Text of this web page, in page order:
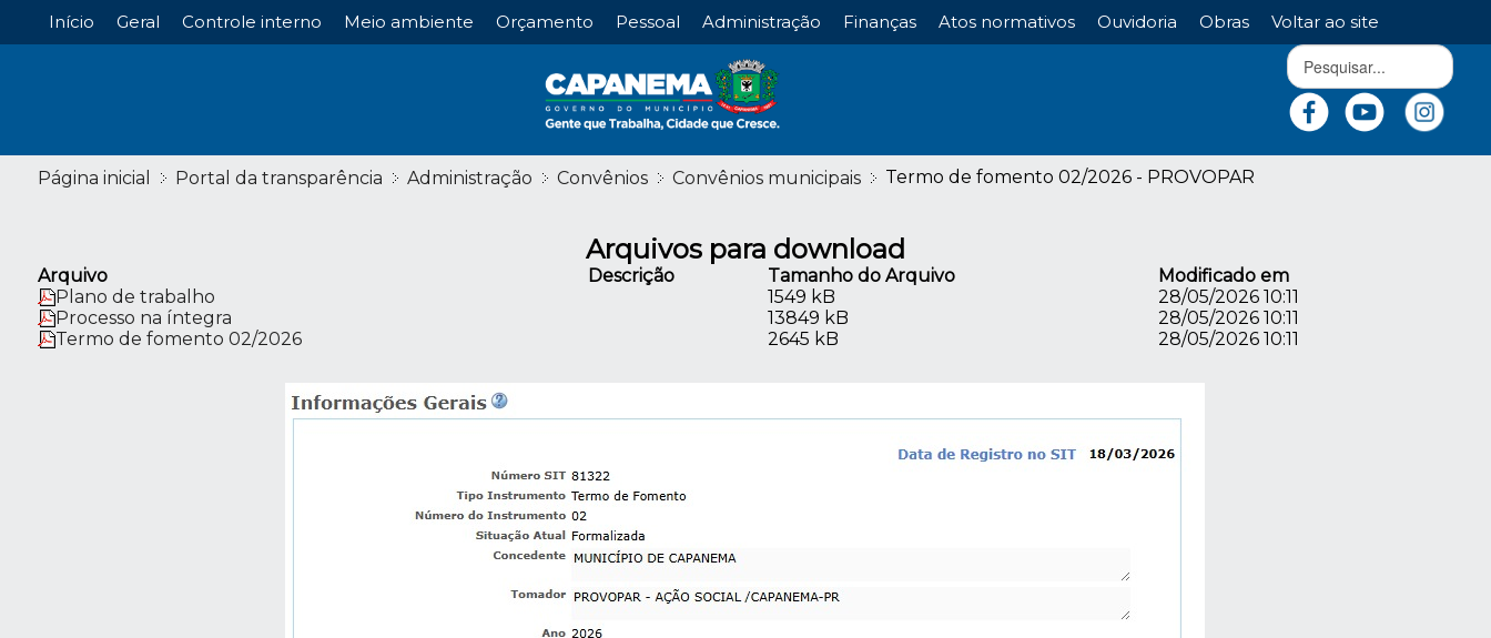
Início Geral Controle interno Meio ambiente Orçamento Pessoal Administração Finanças Atos normativos Ouvidoria Obras Voltar ao site
Página inicial Portal da transparência Administração Convênios Convênios municipais Termo de fomento 02/2026 - PROVOPAR
Arquivos para download
Arquivo Descrição Tamanho do Arquivo
Modificado em
Plano de trabalho
1549 kB
28/05/2026 10:11
Processo na íntegra
13849 kB
28/05/2026 10:11
Termo de fomento 02/2026
2645 kB 28/05/2026 10:11